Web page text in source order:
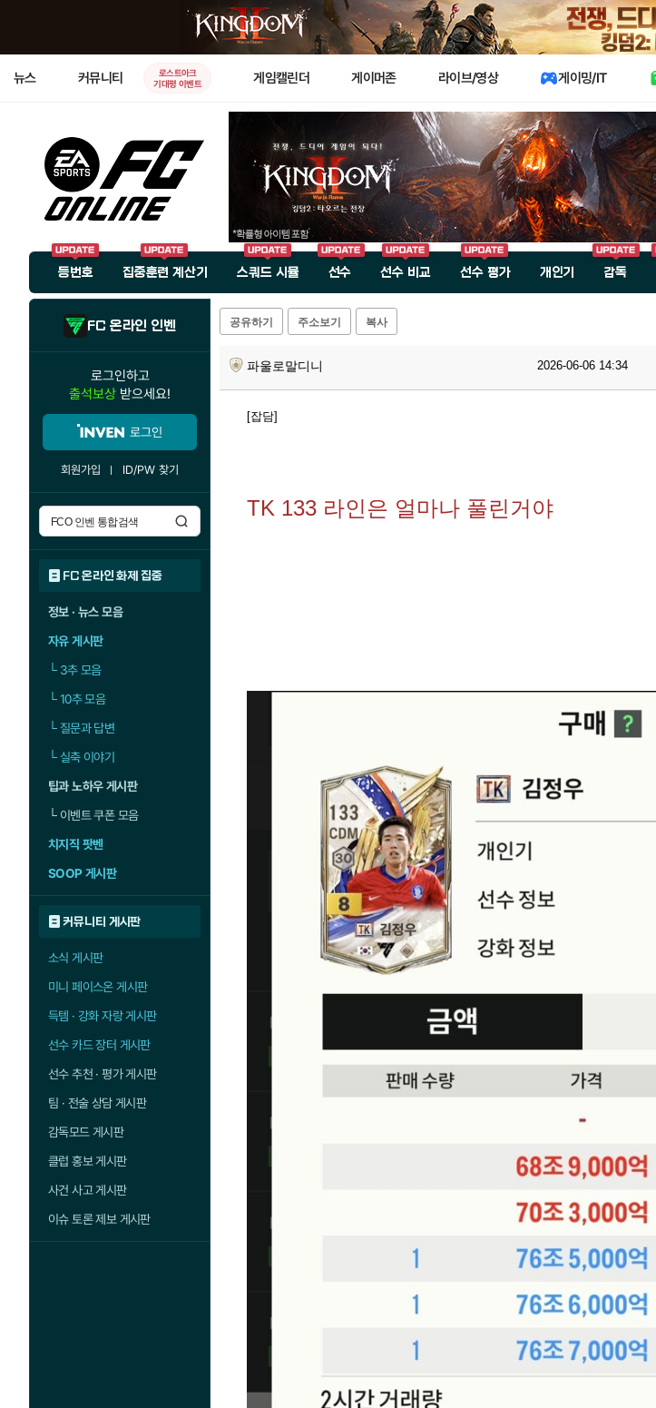
뉴스 커뮤니티
로스트아크
기대평 이벤트
게임캘린더 게이머존 라이브/영상 게이밍/IT
등번호 집중훈련 계산기 스쿼드 시뮬 선수 선수 비교 선수 평가 개인기 감독
FC 온라인 인벤
로그인하고
출석보상 받으세요!
로그인
회원가입 ID/PW 찾기
FC 온라인 화제 집중
정보 · 뉴스 모음
자유 게시판
└3추 모음
└10추 모음
└질문과 답변
└실축 이야기
팁과 노하우 게시판
└이벤트 쿠폰 모음
치지직 팟벤
SOOP 게시판
커뮤니티 게시판
소식 게시판
미니 페이스온 게시판
득템 · 강화 자랑 게시판
선수 카드 장터 게시판
선수 추천 · 평가 게시판
팀 · 전술 상담 게시판
감독모드 게시판
클럽 홍보 게시판
사건 사고 게시판
이슈 토론 제보 게시판
공유하기 주소보기 복사
파울로말디니 2026-06-06 14:34
[잡담]
TK 133 라인은 얼마나 풀린거야